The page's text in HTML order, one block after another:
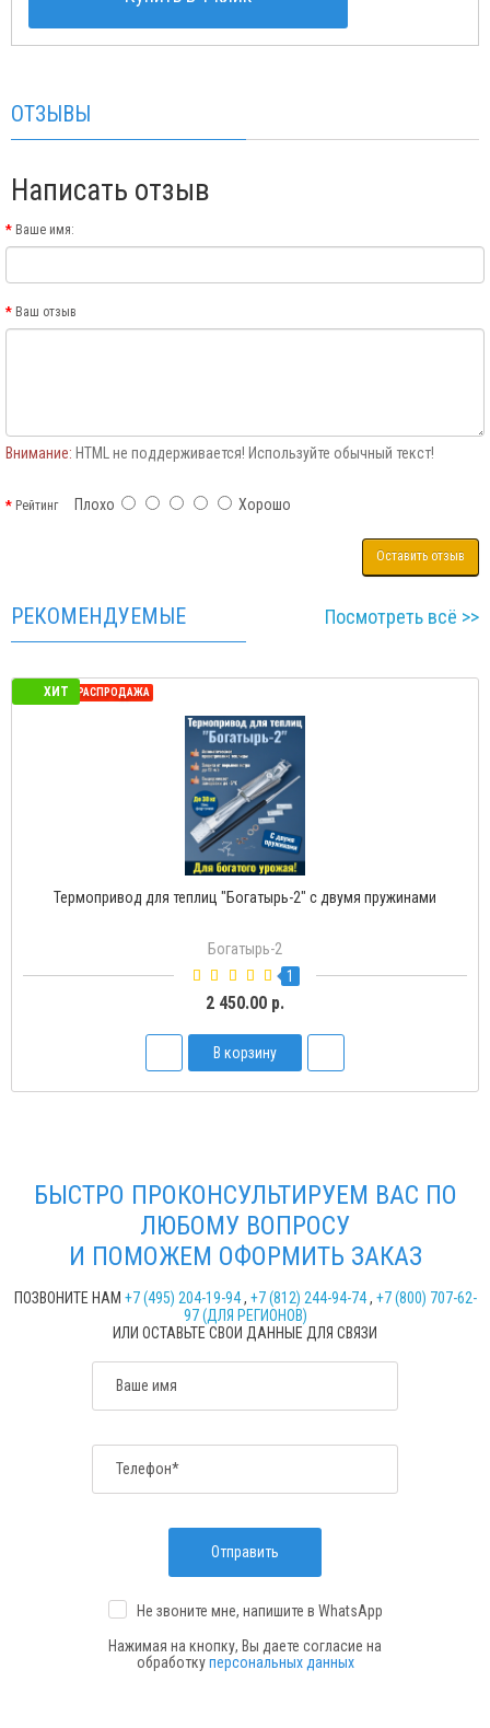
ОТЗЫВЫ
Написать отзыв
Ваше имя:
Ваш отзыв
Внимание: HTML не поддерживается! Используйте обычный текст!
РейтингПлохо Хорошо
Оставить отзыв
РЕКОМЕНДУЕМЫЕ Посмотреть всё >>
ХИТ
СЕЗОННАЯ РАСПРОДАЖА
Термопривод для теплиц "Богатырь-2" с двумя пружинами
Богатырь-2
1
2 450.00 р.
В корзину
БЫСТРО ПРОКОНСУЛЬТИРУЕМ ВАС ПО
ЛЮБОМУ ВОПРОСУ
И ПОМОЖЕМ ОФОРМИТЬ ЗАКАЗ
ПОЗВОНИТЕ НАМ +7 (495) 204-19-94, +7 (812) 244-94-74, +7 (800) 707-62-
97 (ДЛЯ РЕГИОНОВ)
ИЛИ ОСТАВЬТЕ СВОИ ДАННЫЕ ДЛЯ СВЯЗИ
Ваше имя
Телефон*
Отправить
Не звоните мне, напишите в WhatsApp
Нажимая на кнопку, Вы даете согласие на
обработкуперсональных данных